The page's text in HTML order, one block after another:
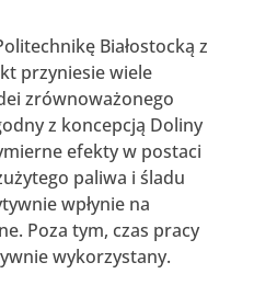
Białostocką z
przyniesie wiele
zrównoważonego
z koncepcją Doliny
efekty w postaci
paliwa i śladu
wpłynie na
Poza tym, czas pracy
wykorzystany.